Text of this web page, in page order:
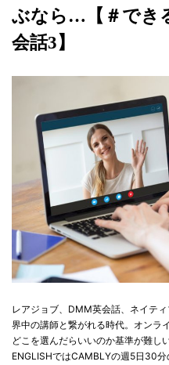
ぶなら…【＃でき
会話3】
レアジョブ、DMM英会話、ネイテ
界中の講師と繋がれる時代。オンラ
どこを選んだらいいのか基準が難し
ENGLISHではCAMBLYの週5日30